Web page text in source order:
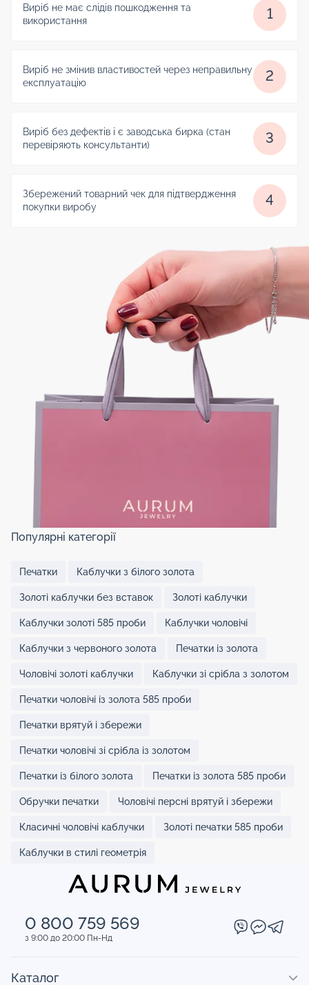
Виріб не має слідів пошкодження та
використання
1
Виріб не змінив властивостей через неправильну
експлуатацію
2
Виріб без дефектів і є заводська бирка (стан
перевіряють консультанти)
3
Збережений товарний чек для підтвердження
покупки виробу
4
Популярні категорії
Печатки Каблучки з білого золота
Золоті каблучки без вставок Золоті каблучки
Каблучки золоті 585 проби Каблучки чоловічі
Каблучки з червоного золота Печатки із золота
Чоловічі золоті каблучки Каблучки зі срібла з золотом
Печатки чоловічі із золота 585 проби
Печатки врятуй і збережи
Печатки чоловічі зі срібла із золотом
Печатки із білого золота Печатки із золота 585 проби
Обручки печатки Чоловічі персні врятуй і збережи
Класичні чоловічі каблучки Золоті печатки 585 проби
Каблучки в стилі геометрія
0 800 759 569
з 9:00 до 20:00 Пн-Нд
Каталог